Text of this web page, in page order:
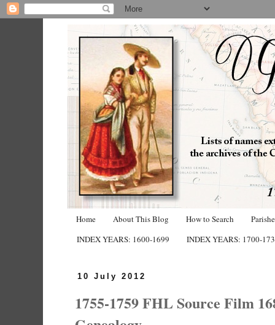
Home About This Blog How to Search
INDEX YEARS: 1600-1699
INDEX YEARS: 1700-
10 July 2012
1755-1759 FHL Source Film